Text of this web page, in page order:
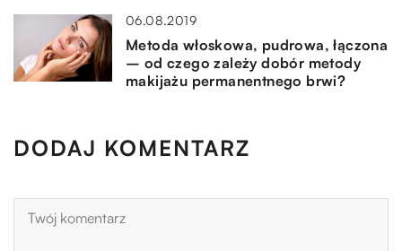
06.08.2019
Metoda włoskowa, pudrowa, łączona
– od czego zależy dobór metody
makijażu permanentnego brwi?
DODAJ KOMENTARZ